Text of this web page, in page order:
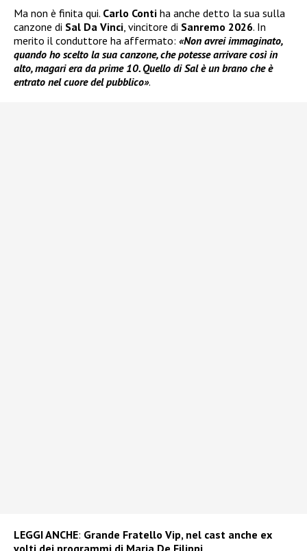
Ma non è finita qui. Carlo Conti ha anche detto la sua sulla
canzone di Sal Da Vinci, vincitore di Sanremo 2026. In
merito il conduttore ha affermato: «Non avrei immaginato,
quando ho scelto la sua canzone, che potesse arrivare così in
alto, magari era da prime 10. Quello di Sal è un brano che è
entrato nel cuore del pubblico».
LEGGI ANCHE: Grande Fratello Vip, nel cast anche ex